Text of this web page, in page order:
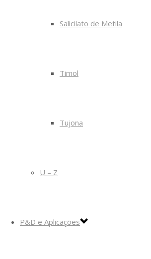
Salicilato de Metila
Timol
Tujona
U – Z
P&D e Aplicações